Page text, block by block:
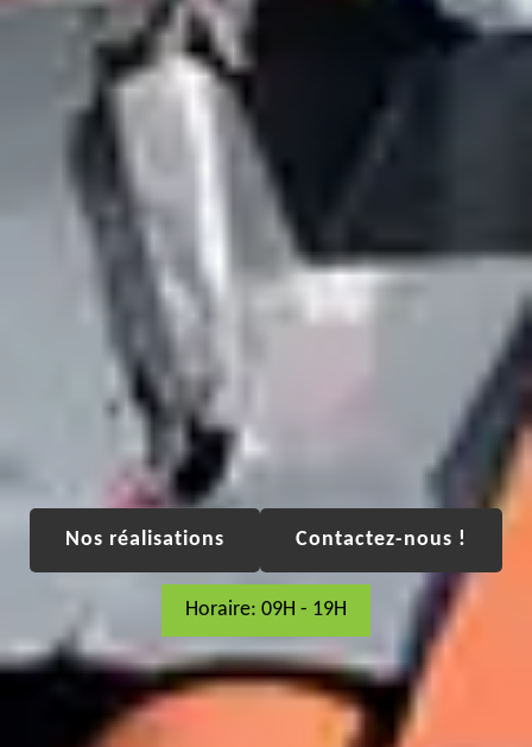
Nos réalisations Contactez-nous !
Horaire: 09H - 19H